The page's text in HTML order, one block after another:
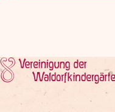
Mapbox